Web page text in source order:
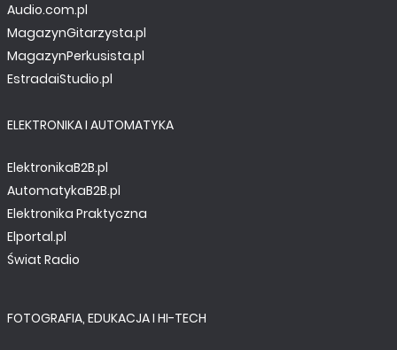
Audio.com.pl
MagazynGitarzysta.pl
MagazynPerkusista.pl
EstradaiStudio.pl
ELEKTRONIKA I AUTOMATYKA
ElektronikaB2B.pl
AutomatykaB2B.pl
Elektronika Praktyczna
Elportal.pl
Świat Radio
FOTOGRAFIA, EDUKACJA I HI-TECH